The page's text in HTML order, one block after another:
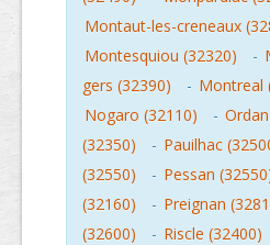
Montaut-les-creneaux
Montesquiou (32320)
-
gers (32390)
- Montreal
Nogaro (32110)
-
(32350)
- Pauilhac
(32550)
- Pessan
(32160)
- Preignan
(32600)
- Riscle (32400)